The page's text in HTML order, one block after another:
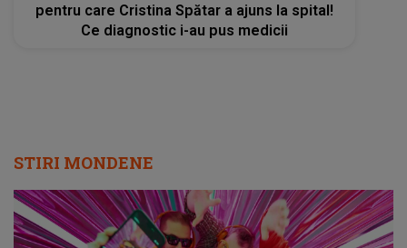
pentru care Cristina Spătar a ajuns la spital!
Ce diagnostic i-au pus medicii
STIRI MONDENE